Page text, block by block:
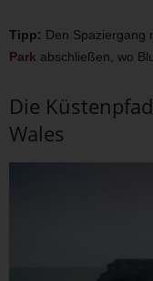
Tipp: Den Spaziergang
Park abschließen, wo
Die
Wales